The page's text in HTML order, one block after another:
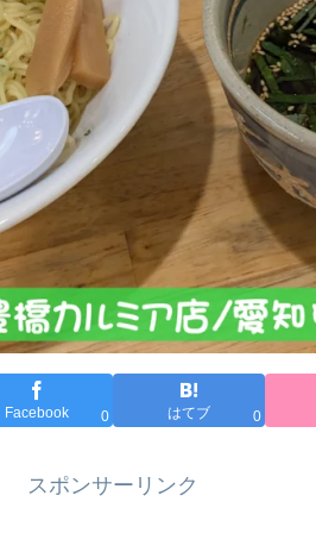
Facebook 0 はてブ 0
スポンサーリンク